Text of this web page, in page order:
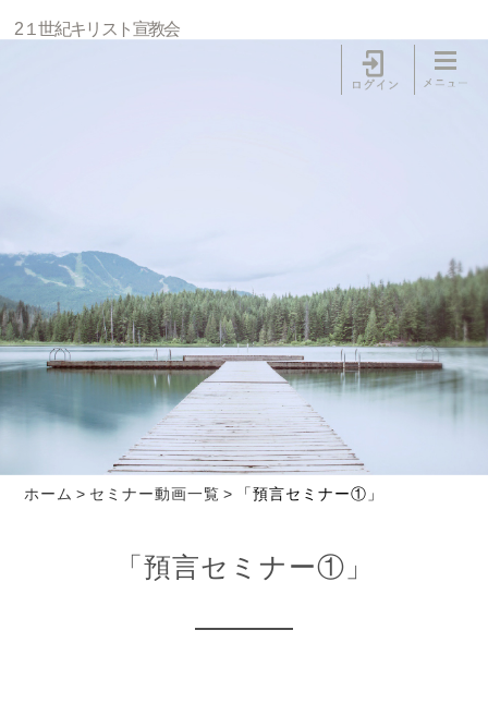
2１世紀キリスト宣教会
ホーム セミナー動画一覧 「預言セミナー①」
「預言セミナー①」